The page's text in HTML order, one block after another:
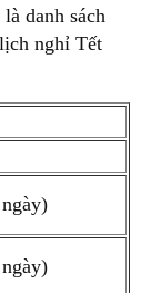
danh sách
nghỉ Tết